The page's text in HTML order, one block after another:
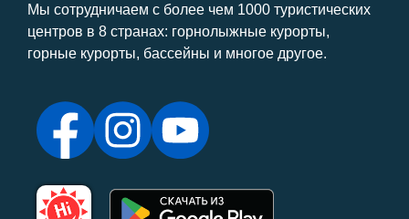
Мы сотрудничаем с более чем 1000 туристических
центров в 8 странах: горнолыжные курорты,
горные курорты, бассейны и многое другое.